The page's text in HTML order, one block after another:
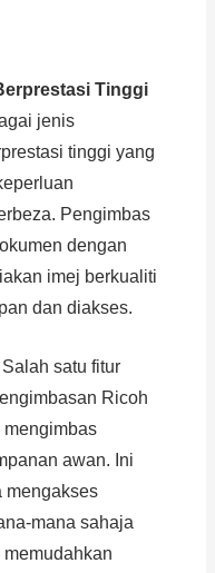
Tinggi
jenis
tinggi yang
Pengimbas
dengan
imej berkualiti
dan diakses.
Salah satu fitur
Ricoh
awan. Ini
mengakses
mana sahaja